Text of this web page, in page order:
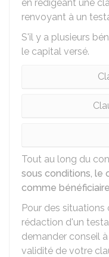
en rédigeant une
renvoyant à un
S'il y a plusieurs
le capital versé.
Tout au long du
sous conditions, le
comme
Pour des
rédaction d'un
demander conseil
validité de votre